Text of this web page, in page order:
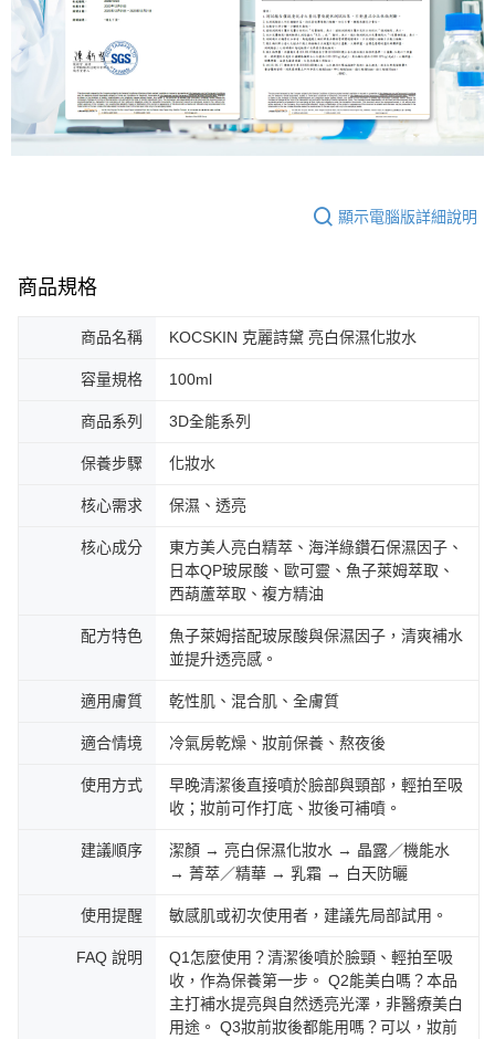
顯示電腦版詳細說明
商品規格
商品名稱 KOCSKIN 克麗詩黛 亮白保濕化妝水
容量規格 100ml
商品系列 3D全能系列
保養步驟 化妝水
核心需求 保濕、透亮
核心成分
東方美人亮白精萃、海洋綠鑽石保濕因子、
日本QP玻尿酸、歐可靈、魚子萊姆萃取、
西葫蘆萃取、複方精油
配方特色
魚子萊姆搭配玻尿酸與保濕因子，清爽補水
並提升透亮感。
適用膚質 乾性肌、混合肌、全膚質
適合情境 冷氣房乾燥、妝前保養、熬夜後
使用方式
早晚清潔後直接噴於臉部與頸部，輕拍至吸
收；妝前可作打底、妝後可補噴。
建議順序
潔顏 → 亮白保濕化妝水 → 晶露／機能水
→ 菁萃／精華 → 乳霜 → 白天防曬
使用提醒 敏感肌或初次使用者，建議先局部試用。
FAQ 說明
Q1怎麼使用？清潔後噴於臉頸、輕拍至吸
收，作為保養第一步。 Q2能美白嗎？本品
主打補水提亮與自然透亮光澤，非醫療美白
用途。 Q3妝前妝後都能用嗎？可以，妝前